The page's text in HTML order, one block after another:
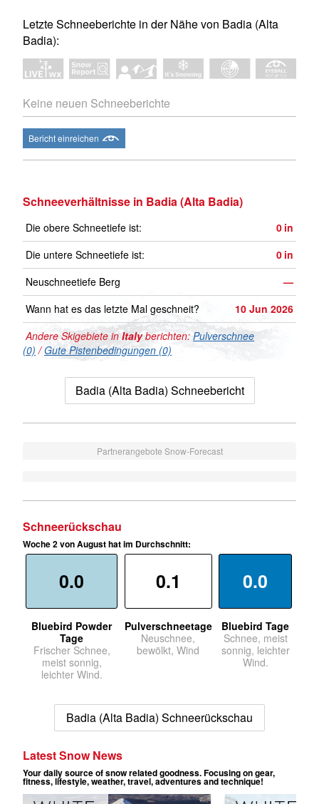
Letzte Schneeberichte in der Nähe von Badia (Alta
Badia):
Keine neuen Schneeberichte
Bericht einreichen
Schneeverhältnisse in Badia (Alta Badia)
Die obere Schneetiefe ist: 0 in
Die untere Schneetiefe ist:
0 in
Neuschneetiefe Berg
—
Wann hat es das letzte Mal geschneit?
10 Jun 2026
Andere Skigebiete inItalyberichten: Pulverschnee
(0) /Gute Pistenbedingungen (0)
Badia (Alta Badia) Schneebericht
Partnerangebote Snow-Forecast
Schneerückschau
Woche 2 von August hat im Durchschnitt:
0.0
Bluebird Powder
Tage
Frischer Schnee,
meist sonnig,
leichter Wind.
0.1
Pulverschneetage
Neuschnee,
bewölkt, Wind
0.0
Bluebird Tage
Schnee, meist
sonnig, leichter
Wind.
Badia (Alta Badia) Schneerückschau